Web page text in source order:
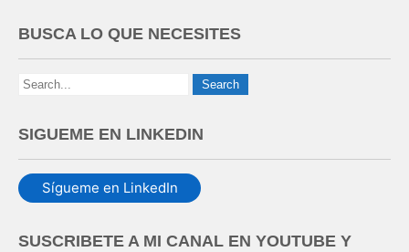
BUSCA LO QUE NECESITES
SIGUEME EN LINKEDIN
Sígueme en LinkedIn
SUSCRIBETE A MI CANAL EN YOUTUBE Y